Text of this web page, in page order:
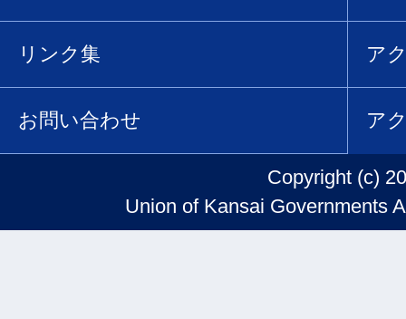
リンク集 ア
お問い合わせ ア
Copyright (c)
Union of Kansai Governments